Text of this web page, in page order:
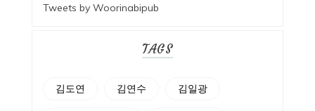
Tweets by Woorinabipub
TAGS
김도연 김연수 김일광